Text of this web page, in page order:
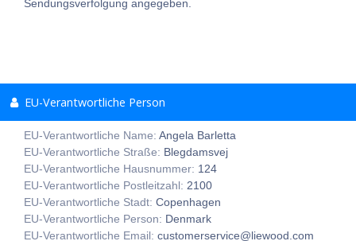
Sendungsverfolgung angegeben.
EU-Verantwortliche Person
EU-Verantwortliche Name: Angela Barletta
EU-Verantwortliche Straße: Blegdamsvej
EU-Verantwortliche Hausnummer: 124
EU-Verantwortliche Postleitzahl: 2100
EU-Verantwortliche Stadt: Copenhagen
EU-Verantwortliche Person: Denmark
EU-Verantwortliche Email: customerservice@liewood.com